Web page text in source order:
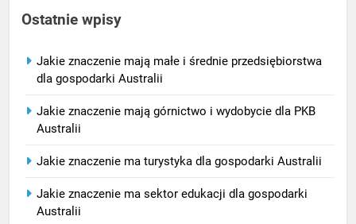
Ostatnie wpisy
Jakie znaczenie mają małe i średnie przedsiębiorstwa
dla gospodarki Australii
Jakie znaczenie mają górnictwo i wydobycie dla PKB
Australii
Jakie znaczenie ma turystyka dla gospodarki Australii
Jakie znaczenie ma sektor edukacji dla gospodarki
Australii